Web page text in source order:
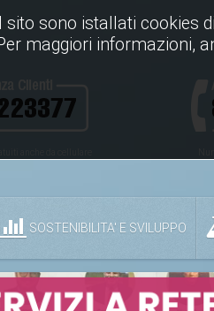
SOSTENIBILITA' E SVILUPPO
sono istallati cookies
maggiori informazioni,